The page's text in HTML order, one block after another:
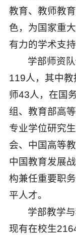
教育、教师教
色，为国家重
有力的学术支持
学部师资
119人，其中
师43人，在国
组、教育部高
专业学位研究
会、中国高等
中国教育发展
构兼任重要职
平人才。
学部教学
现有在校生